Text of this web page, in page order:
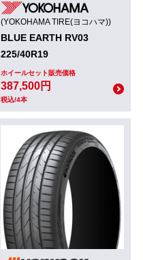
(YOKOHAMA TIRE(ヨコハマ))
BLUE EARTH RV03
225/40R19
ホイールセット販売価格
387,500円
税込/4本